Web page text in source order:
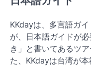
KKdayは、多言語ガ
が、日本語ガイドが
き」と書いてあるツ
た、KKdayは台湾が